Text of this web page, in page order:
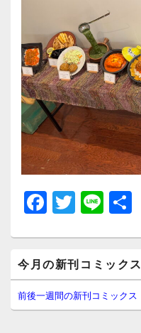
F
a
c
e
b
o
T
wi
tt
er
Li
n
e
イ
ン
サ
イ
今月の新刊コミックス
前後一週間の新刊コミックス